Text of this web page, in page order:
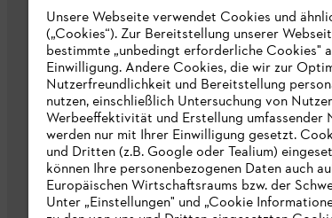
Unternehmen
Über uns
Katalog
Informationen für
STIHL Hinweisgebersystem
Unsere Webseite verwendet Cookies und
(„Cookies“). Zur Bereitstellung unserer
bestimmte „unbedingt erforderliche Cookies"
Einwilligung. Andere Cookies, die wir zur
Nutzerfreundlichkeit und Bereitstellung
nutzen, einschließlich Untersuchung von
Werbeeffektivität und Erstellung umfassender
werden nur mit Ihrer Einwilligung gesetzt.
und Dritten (z.B. Google oder Tealium)
können Ihre personenbezogenen Daten auch
Europäischen Wirtschaftsraums bzw. der
Unter „Einstellungen" und „Cookie